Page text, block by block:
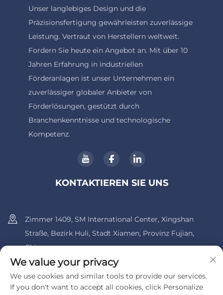
Unser langlebiges Design und die
Präzisionsfertigung gewährleisten zuverlässige
Leistung. Vertraut von Herstellern weltweit.
Fordern Sie heute ein Angebot an. Mit über 10
Jahren Erfahrung in industriellen
Förderanlagen ist unser Unternehmen ein
zuverlässiger globaler Anbieter von
Förderlösungen, gestützt durch
Branchenkenntnisse und technologische
Kompetenz.
KONTAKTIEREN SIE UNS
Zimmer 1409, SM International Center, Xingshan
Straße, Bezirk Huli, Stadt Xiamen, Provinz Fujian,
China.
+86-13600956803
[email protected]
We value your privacy
We use cookies and similar tools to provide our services.
If you don't want to accept all cookies, click Personalize